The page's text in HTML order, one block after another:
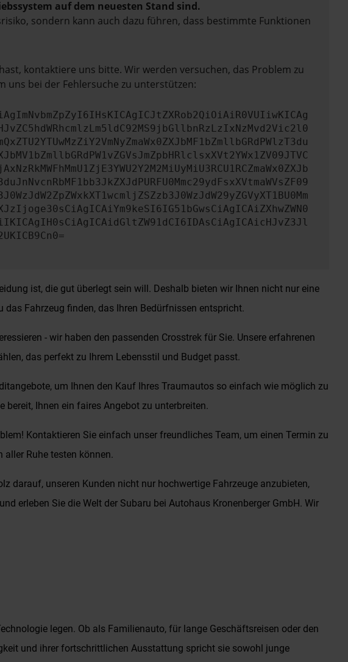
auf dem neuesten Stand sind.
sondern kann auch dazu führen, dass bestimmte Funktionen
kontaktiere uns bitte. Wir werden versuchen, das Problem zu
uns bei der Fehlersuche zu unterstützen:
ist, die gut überlegt sein will. Deshalb bieten wir Ihnen nicht nur eine
Fahrzeug finden, das Ihren Bedürfnissen entspricht.
- wir haben den passenden Crosstrek für Sie. Unsere erfahrenen
das perfekt zu Ihrem Lebensstil und Budget passt.
um Ihnen den Kauf Ihres Traumautos so einfach wie möglich zu
bereit, Ihnen ein faires Angebot zu unterbreiten.
Kontaktieren Sie einfach unser freundliches Team, um einen Termin zu
Ruhe testen können.
darauf, unseren Kunden nicht nur hochwertige Fahrzeuge anzubieten,
erleben Sie die Welt der Subaru bei Autohaus Kronenberger GmbH. Wir
legen. Ob als Familienauto, für lange Geschäftsreisen oder den
und ihrer fortschrittlichen Ausstattung spricht sie sowohl junge